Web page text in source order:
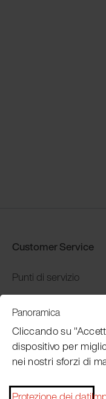
Customer Service
Punti di servizio
Distributors
Garanzia e restituzione
Pagamento e
Panoramica
Cliccando su
dispositivo per
nei nostri sforzi di